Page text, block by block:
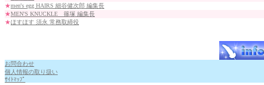
★men's egg HAIRS 細谷健次郎 編集長
★MEN'S KNUCKLE 篠塚 編集長
★ほすほす 須永 常務取締役
お問合わせ
個人情報の取り扱い
ｻｲﾄﾏｯﾌﾟ